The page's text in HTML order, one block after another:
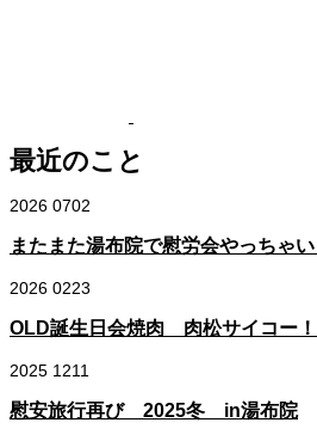
最近のこと
2026 0702
またまた湯布院で慰労会やっちゃい
2026 0223
OLD誕生日会焼肉 肉松サイコー
2025 1211
慰安旅行再び 2025冬 in湯布院